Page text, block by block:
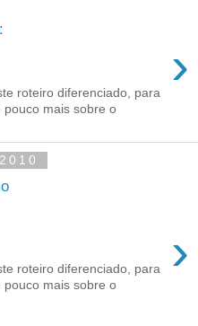
›
roteiro diferenciado, para
mais sobre o
›
roteiro diferenciado, para
mais sobre o